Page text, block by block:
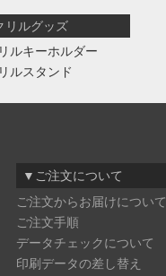
リルグッズ
ルキーホルダー
ルスタンド
▼ご注文について
ご注文からお届けについて
ご注文手順
データチェックについて
印刷データの差し替え